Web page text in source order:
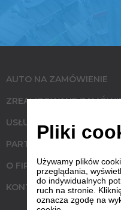
AUTO NA ZAMÓWIENIE
ZREALIZOWANE
USŁUGI
PARTNERZY
O FIRMIE
KONTAKT
Pliki
Używamy plików
przeglądania,
do indywidualnych
ruch na stronie.
oznacza zgodę na